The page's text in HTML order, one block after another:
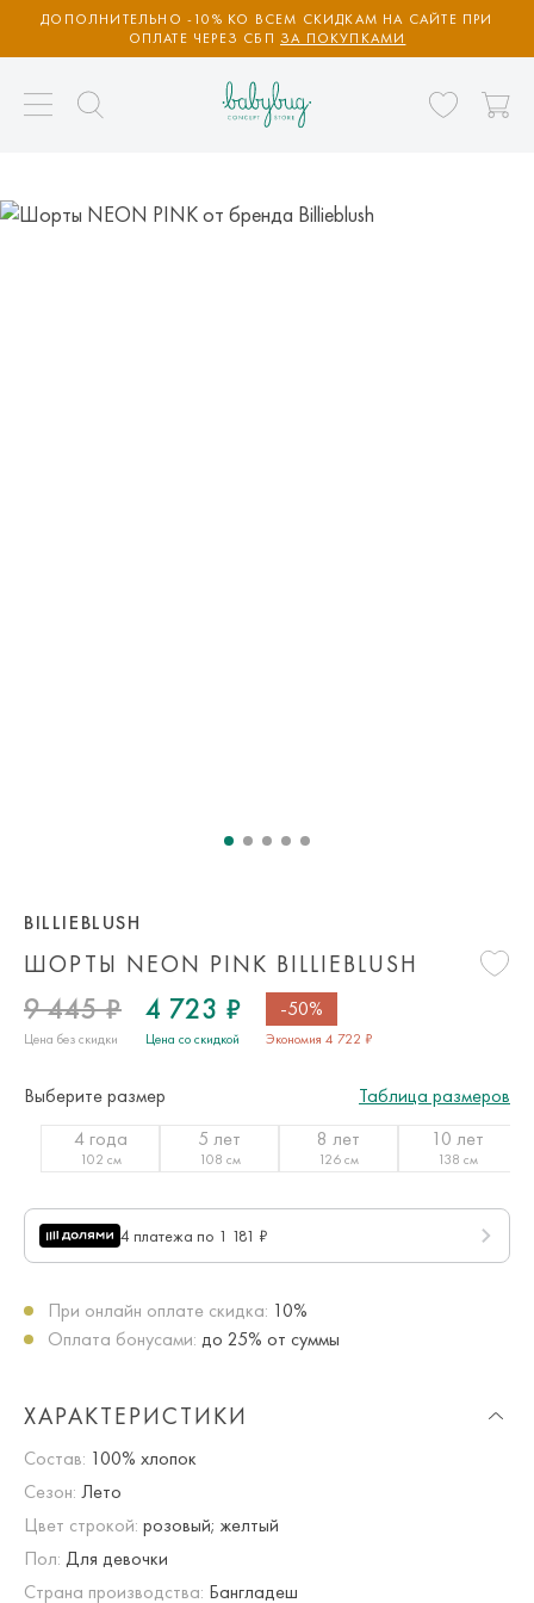
ДОПОЛНИТЕЛЬНО -10% КО ВСЕМ СКИДКАМ НА САЙТЕ ПРИ
ОПЛАТЕ ЧЕРЕЗ СБП ЗА ПОКУПКАМИ
ШОРТЫ NEON PINK BILLIEBLUSH
BILLIEBLUSH
9 445 ₽
Цена без скидки
4 723 ₽
Цена со скидкой
-50%
Экономия 4 722 ₽
Выберите размер
Таблица размеров
4 года
102 см
5 лет
108 см
8 лет
126 см
10 лет
138 см
4 платежа по 1 181 ₽
При онлайн оплате скидка: 10%
Оплата бонусами: до 25% от суммы
ХАРАКТЕРИСТИКИ
Состав: 100% хлопок
Сезон: Лето
Цвет строкой: розовый; желтый
Пол: Для девочки
Страна производства: Бангладеш